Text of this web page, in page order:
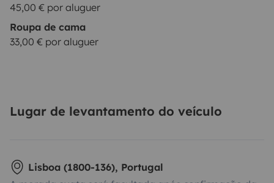
45,00 € por aluguer
Roupa de cama
33,00 € por aluguer
Lugar de levantamento do veículo
Lisboa (1800-136), Portugal